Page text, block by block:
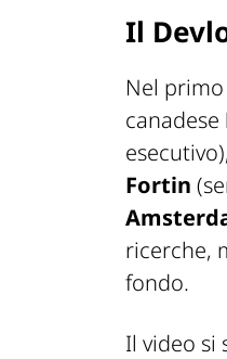
Il
Nel
canadese
esecutivo),
Fortin
ricerche,
fondo.
Il video si